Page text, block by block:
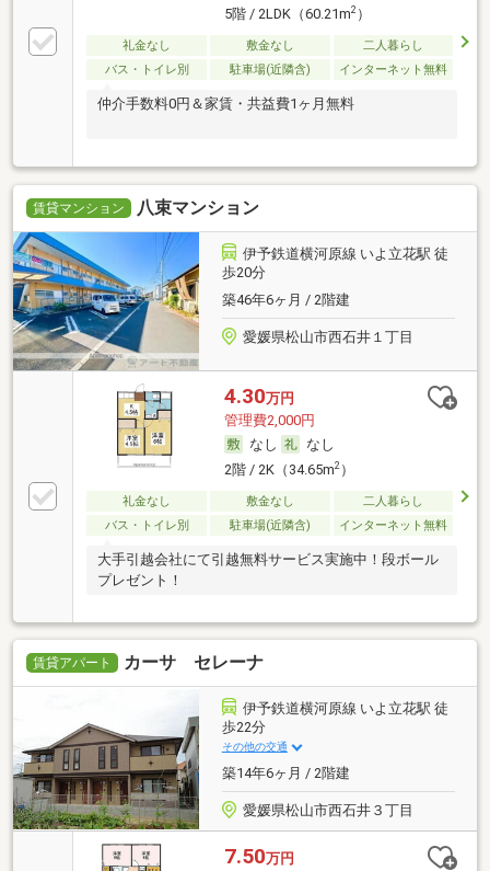
5階 / 2LDK（60.21m2）
礼金なし 敷金なし
二人暮らし
バス・トイレ別
駐車場(近隣含) インターネット無料
仲介手数料0円＆家賃・共益費1ヶ月無料
賃貸マンション 八束マンション
伊予鉄道横河原線 いよ立花駅 徒
歩20分
築46年6ヶ月 / 2階建
愛媛県松山市西石井１丁目
4.30万円
管理費2,000円
なし
なし
2階 / 2K（34.65m2）
礼金なし 敷金なし
二人暮らし
バス・トイレ別
駐車場(近隣含) インターネット無料
大手引越会社にて引越無料サービス実施中！段ボール
プレゼント！
賃貸アパート カーサ セレーナ
伊予鉄道横河原線 いよ立花駅 徒
歩22分
その他の交通
築14年6ヶ月 / 2階建
愛媛県松山市西石井３丁目
7.50万円